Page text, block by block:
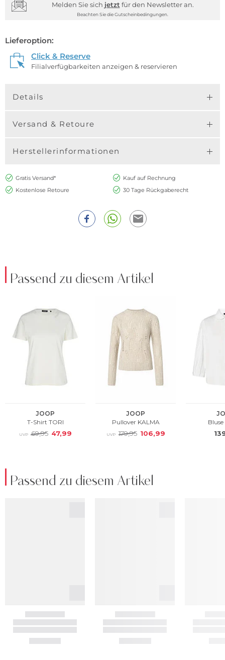
Melden Sie sich jetzt für den Newsletter an.
Beachten Sie die Gutscheinbedingungen.
Lieferoption:
Click & Reserve
Filialverfügbarkeiten anzeigen & reservieren
Details
Versand & Retoure
Herstellerinformationen
Gratis Versand*
Kauf auf Rechnung
Kostenlose Retoure
30 Tage Rückgaberecht
Passend zu diesem Artikel
Passend zu diesem Artikel